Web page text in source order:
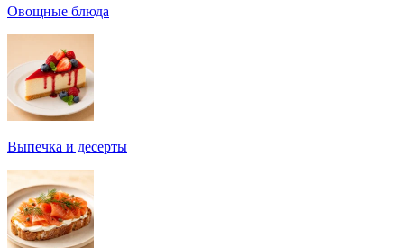
Овощные блюда
Выпечка и десерты